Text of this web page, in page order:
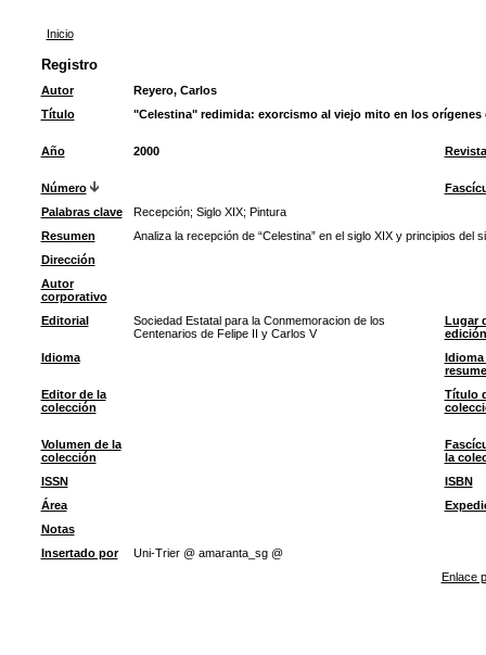
Inicio
Registro
Autor
Reyero, Carlos
Título
"Celestina" redimida: exorcismo al viejo mito en los orígenes
Año 2000 Revista
Número
Palabras clave
Recepción; Siglo XIX; Pintura
Resumen
Analiza la recepción de “Celestina” en el siglo XIX y principios
Dirección
Autor
corporativo
Editorial
Sociedad Estatal para la Conmemoracion de los
Centenarios de Felipe II y Carlos V
Lugar
edición
Idioma
Idioma
Editor de la
colección
Título
Volumen de la
colección
la
ISSN
ISBN
Área
Notas
Insertado por
Uni-Trier @ amaranta_sg @
Enlace